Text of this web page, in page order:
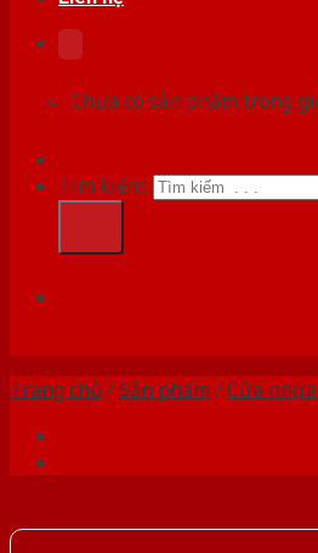
Chưa có sản phẩm trong
Tìm kiếm:
Trang chủ /Sản phẩm /Cửa nhựa